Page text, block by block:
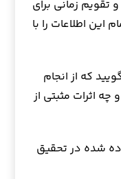
تقویم زمانی برای
این اطلاعات را با
که از انجام
چه اثرات مثبتی از
شده در تحقیق